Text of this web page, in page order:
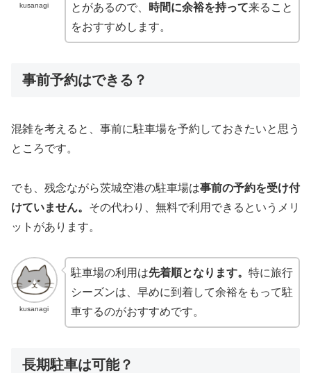
kusanagi
とがあるので、
時間に余裕を持って来ること
をおすすめします。
事前予約はできる？
混雑を考えると、事前に駐車場を予約しておきたいと思う
ところです。
でも、残念ながら茨城空港の駐車場は事前の予約を受け付
けていません。 その代わり、無料で利用できるというメリ
ットがあります。
kusanagi
駐車場の利用は先着順となります。 特に旅行
シーズンは、早めに到着して余裕をもって駐
車するのがおすすめです。
長期駐車は可能？